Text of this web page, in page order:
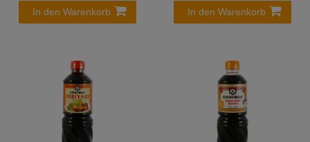
In den Warenkorb In den Warenkorb